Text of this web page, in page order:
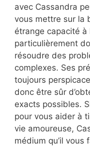
avec Cassandra
vous mettre sur la
étrange capacité à
particulièrement
résoudre des
complexes. Ses
toujours
donc être sûr
exacts possibles.
pour vous aider à
vie amoureuse,
médium qu’il vous